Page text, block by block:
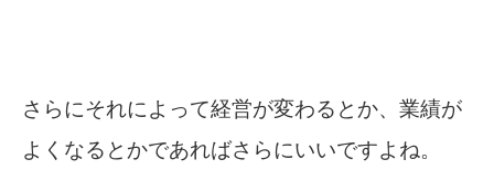
さらにそれによって経営が変わるとか、業績が
よくなるとかであればさらにいいですよね。